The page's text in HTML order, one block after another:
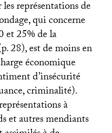
représentations de
qui concerne
et 25% de la
28), est de moins en
économique
d’insécurité
criminalité).
à
et autres mendiants